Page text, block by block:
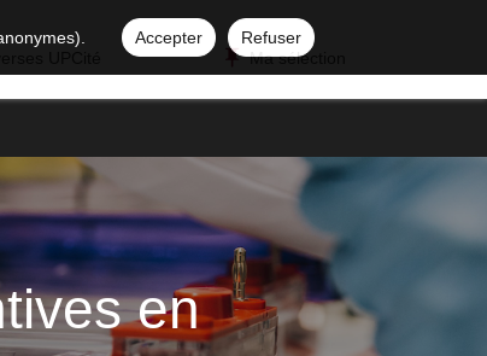
Accepter
Refuser
Ma sélection
en